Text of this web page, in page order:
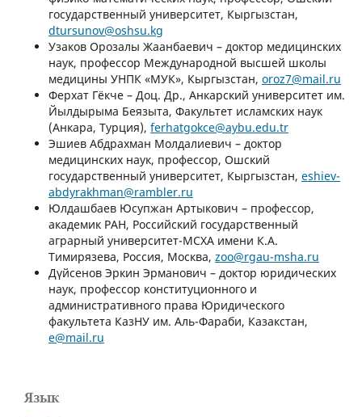
государственный университет, Кыргызстан,
dtursunov@oshsu.kg
Узаков Орозалы Жаанбаевич – доктор медицинских
наук, профессор Международной высшей школы
медицины УНПК «МУК», Кыргызстан, oroz7@mail.ru
Ферхат Гёкче – Доц. Др., Анкарский университет им.
Йылдырыма Беязыта, Факультет исламских наук
(Анкара, Турция), ferhatgokce@aybu.edu.tr
Эшиев Абдрахман Молдалиевич – доктор
медицинских наук, профессор, Ошский
государственный университет, Кыргызстан, eshiev-
abdyrakhman@rambler.ru
Юлдашбаев Юсупжан Артыкович – профессор,
академик РАН, Российский государственный
аграрный университет-МСХА имени К.А.
Тимирязева, Россия, Москва, zoo@rgau-msha.ru
Дүйсенов Эркин Эрманович – доктор юридических
наук, профессор конституционного и
административного права Юридического
факультета КазНУ им. Аль-Фараби, Казакстан,
e@mail.ru
Язык